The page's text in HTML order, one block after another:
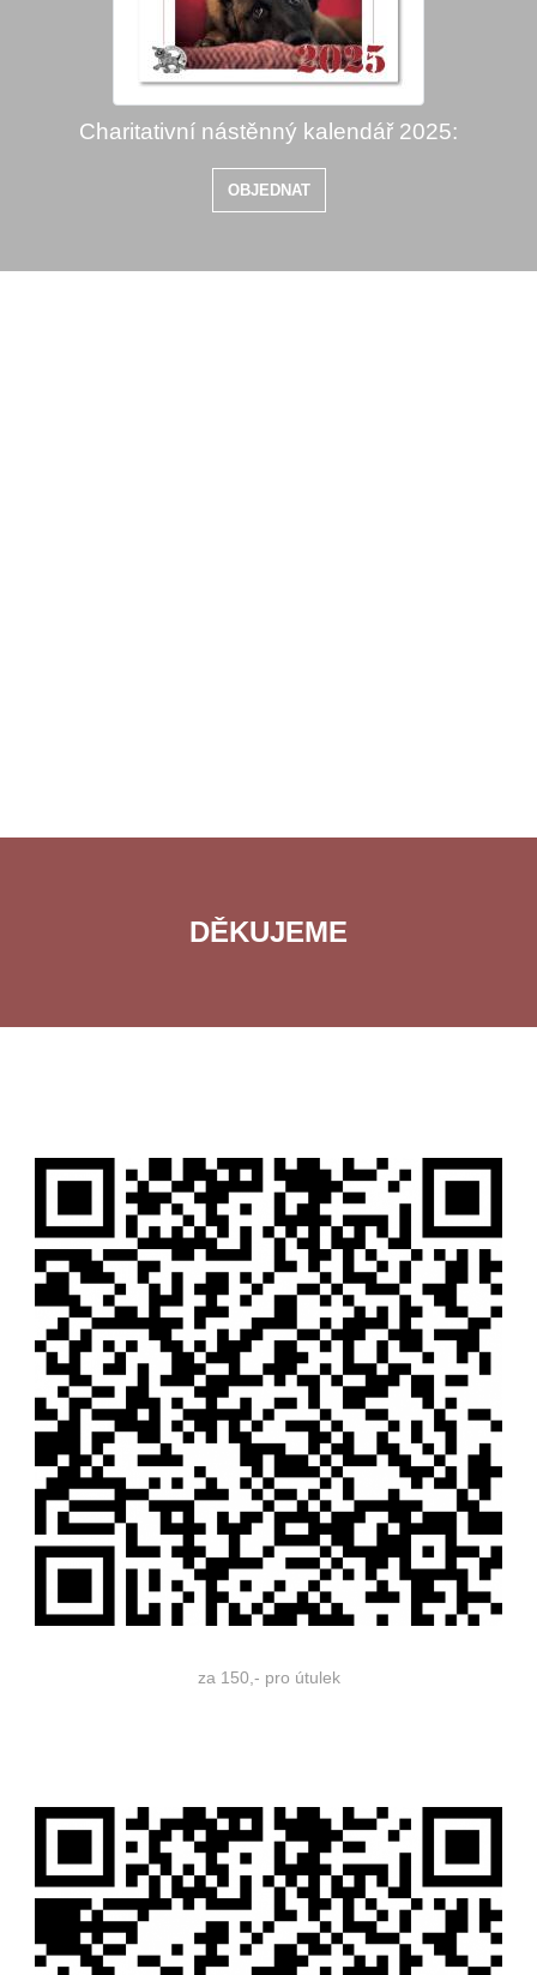
Charitativní nástěnný kalendář 2025:
OBJEDNAT
DĚKUJEME
za 150,- pro útulek